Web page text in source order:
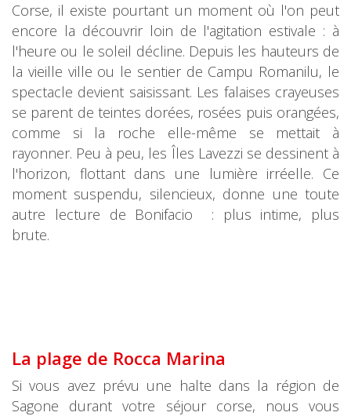
Corse, il existe pourtant un moment où l'on peut
encore la découvrir loin de l'agitation estivale : à
l'heure ou le soleil décline. Depuis les hauteurs de
la vieille ville ou le sentier de Campu Romanilu, le
spectacle devient saisissant. Les falaises crayeuses
se parent de teintes dorées, rosées puis orangées,
comme si la roche elle-même se mettait à
rayonner. Peu à peu, les Îles Lavezzi se dessinent à
l'horizon, flottant dans une lumière irréelle. Ce
moment suspendu, silencieux, donne une toute
autre lecture de Bonifacio : plus intime, plus
brute.
La plage de Rocca Marina
Si vous avez prévu une halte dans la région de
Sagone durant votre séjour corse, nous vous